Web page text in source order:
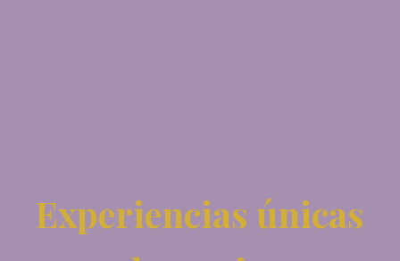
Experiencias únicas